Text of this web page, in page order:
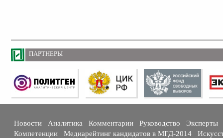
ПАРТНЕРЫ
Новости Аналитика Комментарии Руководство
Эксперты
Компетенции
Медиарейтинг кандидатов в МГД-2014